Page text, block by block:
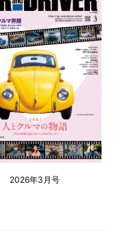
2026年3月号